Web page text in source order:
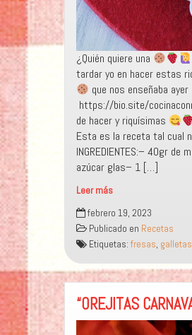
¿Quién quiere una
tardar yo en hacer estas
que nos enseñaba ayer
https://bio.site/
de hacer y riquísimas
Esta es la receta tal cual
INGREDIENTES:– 40gr de
azúcar glas– 1 […]
Leer más
«GALLETAS
DE
FRESA»
febrero 19, 2023
Publicado en Recetas
Etiquetas: fresas, galletas
“OREJITAS